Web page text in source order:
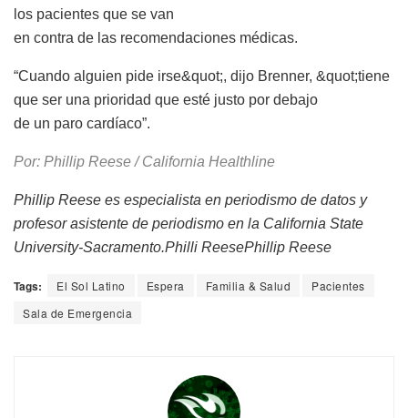
los pacientes que se van
en contra de las recomendaciones médicas.
“Cuando alguien pide irse&quot;, dijo Brenner, &quot;tiene
que ser una prioridad que esté justo por debajo
de un paro cardíaco”.
Por: Phillip Reese / California Healthline
Phillip Reese es especialista en periodismo de datos y
profesor asistente de periodismo en la California State
University-Sacramento.Philli ReesePhillip Reese
Tags: El Sol Latino Espera Familia & Salud
Pacientes
Sala de Emergencia